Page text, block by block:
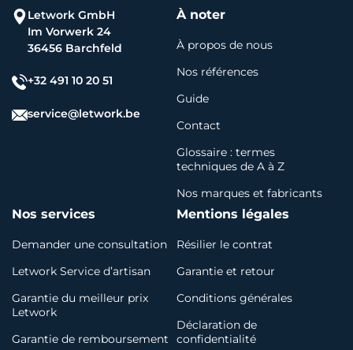
Letwork GmbH
Im Vorwerk 24
36456 Barchfeld
+32 491 10 20 51
service@letwork.be
À noter
À propos de nous
Nos références
Guide
Contact
Glossaire : termes
techniques de A à Z
Nos marques et fabricants
Nos services
Demander une consultation
Letwork Service d’artisan
Garantie du meilleur prix
Letwork
Garantie de remboursement
Mentions légales
Résilier le contrat
Garantie et retour
Conditions générales
Déclaration de
confidentialité